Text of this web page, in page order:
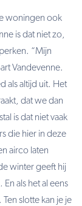
woningen ook
is dat niet zo,
“Mijn
Vandevenne.
als altijd uit. Het
dat we dan
is dat niet vaak
die hier in deze
airco laten
winter geeft hij
als het al eens
slotte kan je je